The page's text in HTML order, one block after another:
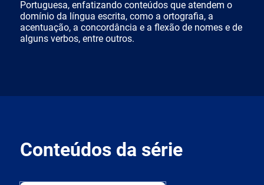
Portuguesa, enfatizando conteúdos que atendem o
domínio da língua escrita, como a ortografia, a
acentuação, a concordância e a flexão de nomes e de
alguns verbos, entre outros.
Conteúdos da série